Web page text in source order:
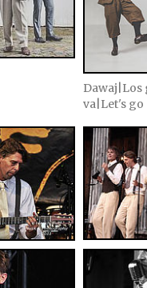
Dawaj|Los
va|Let's go